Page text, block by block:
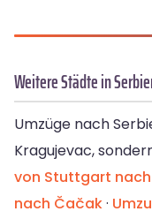
Weitere Städte in
Umzüge nach
Kragujevac,
von Stuttgart
nach Čačak·